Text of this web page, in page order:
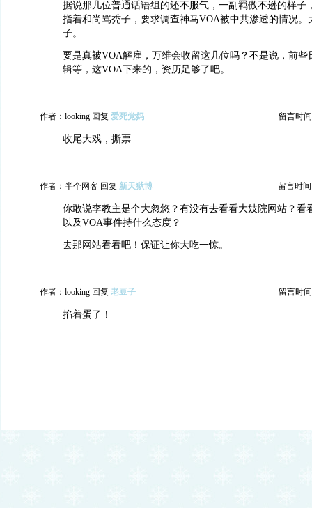
据说那几位普通话语组的还不服气，一副羁傲不逊的样子
指着和尚骂秃子，要求调查神马VOA被中共渗透的情况。
子。
要是真被VOA解雇，万维会收留这几位吗？不是说，前些
辑等，这VOA下来的，资历足够了吧。
作者：looking 回复 爱死党妈 留言时
收尾大戏，撕票
作者：半个网客 回复 新天狱博 留言时间
你敢说李教主是个大忽悠？有没有去看看大妓院网站？看
以及VOA事件持什么态度？
去那网站看看吧！保证让你大吃一惊。
作者：looking 回复 老豆子 留言时
掐着蛋了！